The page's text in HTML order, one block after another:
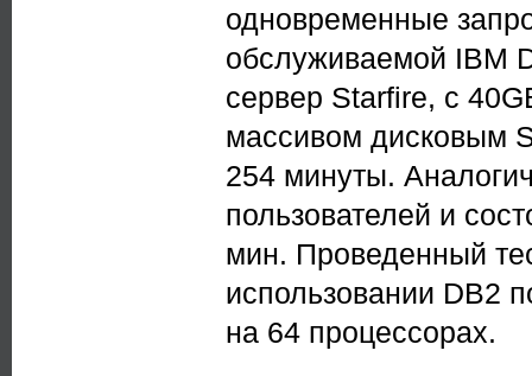
одновременные
обслуживаемой IBM
сервер Starfire, с
массивом дисковым
254 минуты.
пользователей и
мин. Проведенный
использовании DB2
на 64 процессорах.